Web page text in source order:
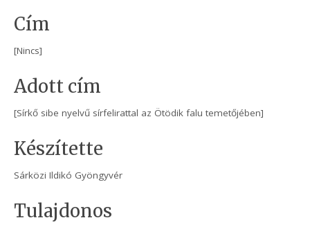
Cím
[Nincs]
Adott cím
[Sírkő sibe nyelvű sírfelirattal az Ötödik falu temetőjében]
Készítette
Sárközi Ildikó Gyöngyvér
Tulajdonos